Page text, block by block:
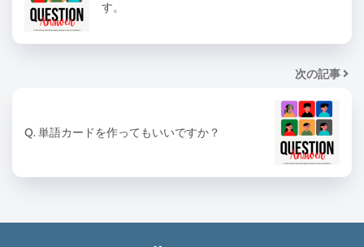
す。
次の記事
Q. 単語カードを作ってもいいですか？